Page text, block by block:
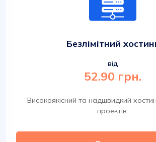
Безлімітний
від
52.90 грн.
Високоякісний та надшвидкий
проектів.